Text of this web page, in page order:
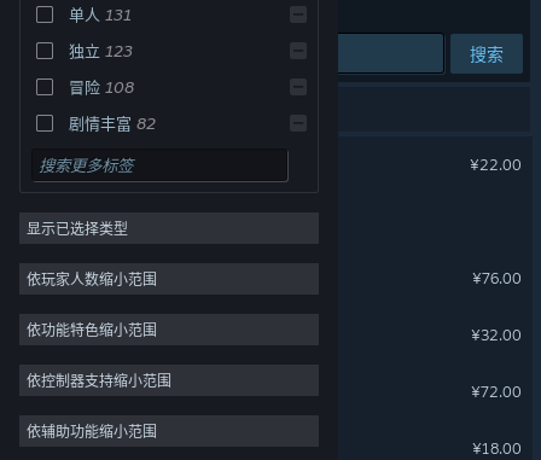
单人 131
独立 123
冒险 108
剧情丰富 82
休闲 77
策略 76
动作 69
模拟 62
探索 53
多人 46
开放世界 44
沙盒 43
显示已选择类型
依玩家人数缩小范围
依功能特色缩小范围
依控制器支持缩小范围
依辅助功能缩小范围
排序依据 相关性
搜索
220 个匹配的搜索结果。
¥22.00
轮回修仙传
烹饪模拟器
¥76.00
¥32.00
灵魂面甲：浮沙
¥72.00
¥18.00